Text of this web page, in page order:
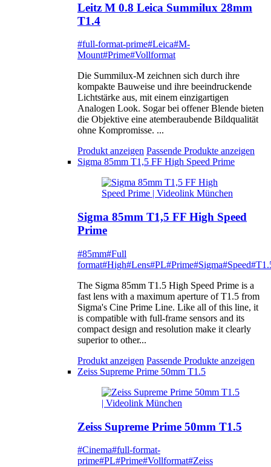
Leitz M 0.8 Leica Summilux 28mm
T1.4
#full-format-prime#Leica#M-
Mount#Prime#Vollformat
Die Summilux-M zeichnen sich durch ihre
kompakte Bauweise und ihre beeindruckende
Lichtstärke aus, mit einem einzigartigen
Analogen Look. Sogar bei offener Blende bieten
die Objektive eine atemberaubende Bildqualität
ohne Kompromisse. ...
Produkt anzeigen Passende Produkte anzeigen
Sigma 85mm T1,5 FF High Speed Prime
Sigma 85mm T1,5 FF High Speed
Prime
#85mm#Full
format#High#Lens#PL#Prime#Sigma#Speed
The Sigma 85mm T1.5 High Speed Prime is a
fast lens with a maximum aperture of T1.5 from
Sigma's Cine Prime Line. Like all of this line, it
is compatible with full-frame sensors and its
compact design and resolution make it clearly
superior to other...
Produkt anzeigen Passende Produkte anzeigen
Zeiss Supreme Prime 50mm T1.5
Zeiss Supreme Prime 50mm T1.5
#Cinema#full-format-
prime#PL#Prime#Vollformat#Zeiss